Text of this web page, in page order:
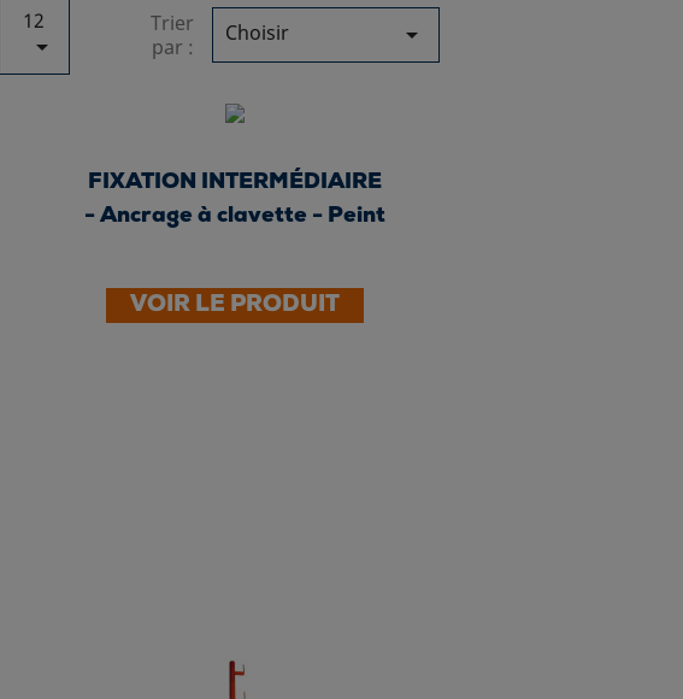
12

Trier
par :
Choisir 
FIXATION INTERMÉDIAIRE
- Ancrage à clavette - Peint
VOIR LE PRODUIT